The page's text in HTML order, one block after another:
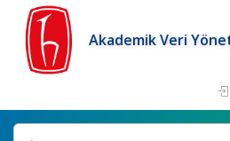
Akademik Veri
Ara